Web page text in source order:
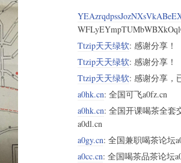
Ttzip天天绿软: 感谢分享！
Ttzip天天绿软: 感谢分享！
Ttzip天天绿软: 感谢分享，
a0hk.cn: 全国可飞a0fz.cn
a0hk.cn: 全国开课喝茶全套
a0dl.cn
a0gy.cn: 全国兼职喝茶论坛
a0cc.cn: 全国喝茶品茶论坛